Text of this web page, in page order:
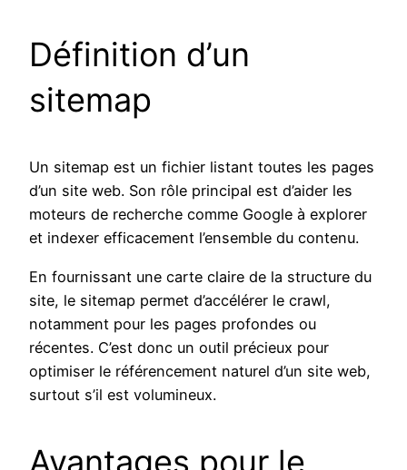
Définition d’un
sitemap
Un sitemap est un fichier listant toutes les pages
d’un site web. Son rôle principal est d’aider les
moteurs de recherche comme Google à explorer
et indexer efficacement l’ensemble du contenu.
En fournissant une carte claire de la structure du
site, le sitemap permet d’accélérer le crawl,
notamment pour les pages profondes ou
récentes. C’est donc un outil précieux pour
optimiser le référencement naturel d’un site web,
surtout s’il est volumineux.
Avantages pour le